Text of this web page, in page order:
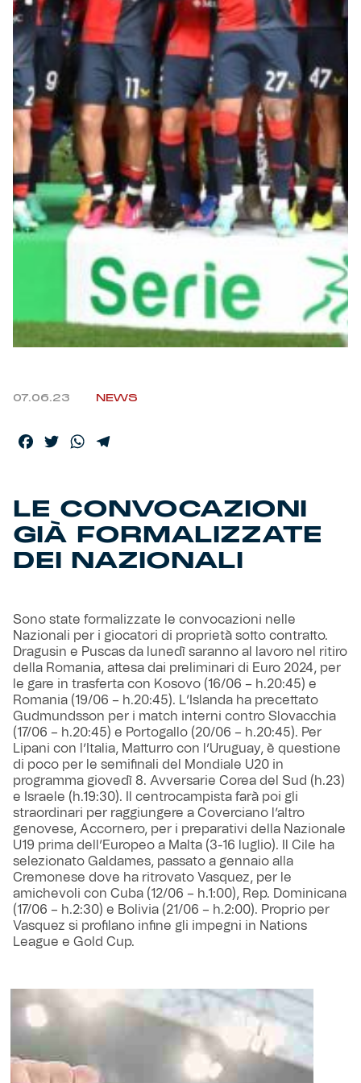
Robe di Kappa x Genoa
Vintage Collection
Red&Blue Voices
Kids
Accessori
Helan x Genoa
Isolani x Genoa
Fortissimo batte il mio cuor
07.06.23 NEWS
Facebook
TwitterWhatsApp
LE CONVOCAZIONI
GIÀ FORMALIZZATE
DEI NAZIONALI
Sono state formalizzate le convocazioni nelle
Nazionali per i giocatori di proprietà sotto contratto.
Dragusin e Puscas da lunedì saranno al lavoro nel ritiro
della Romania, attesa dai preliminari di Euro 2024, per
le gare in trasferta con Kosovo (16/06 – h.20:45) e
Romania (19/06 – h.20:45). L’Islanda ha precettato
Gudmundsson per i match interni contro Slovacchia
(17/06 – h.20:45) e Portogallo (20/06 – h.20:45). Per
Lipani con l’Italia, Matturro con l’Uruguay, è questione
di poco per le semifinali del Mondiale U20 in
programma giovedì 8. Avversarie Corea del Sud (h.23)
e Israele (h.19:30). Il centrocampista farà poi gli
straordinari per raggiungere a Coverciano l’altro
genovese, Accornero, per i preparativi della Nazionale
U19 prima dell’Europeo a Malta (3-16 luglio). Il Cile ha
selezionato Galdames, passato a gennaio alla
Cremonese dove ha ritrovato Vasquez, per le
amichevoli con Cuba (12/06 – h.1:00), Rep. Dominicana
(17/06 – h.2:30) e Bolivia (21/06 – h.2:00). Proprio per
Vasquez si profilano infine gli impegni in Nations
League e Gold Cup.